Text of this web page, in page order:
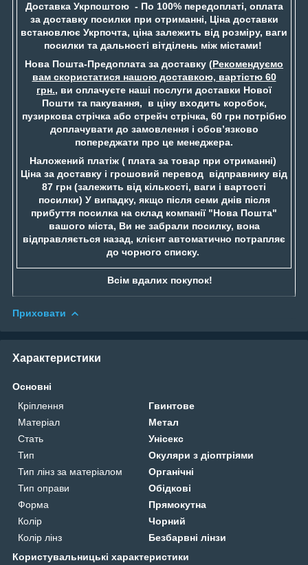
Доставка Укрпоштою - По 100% передоплаті, оплата
за доставку посилки при отриманні, Ціна доставки
встановлює Укрпочта, ціна залежить від розміру, ваги
посилки та дальності вітділень між містами!
Нова Пошта-Предоплата за доставку (Рекомендуємо
вам скористатися нашою доставкою, вартістю 60
грн., ви оплачуєте наші послуги доставки Нової
Пошти та пакування, в ціну входить коробок,
пузиркова стрічка або стрейч стрічка, 60 грн потрібно
доплачувати до замовлення і обов’язково
попереджати про це менеджера.
Наложений платіж ( плата за товар при отриманні)
Ціна за доставку і грошовий перевод відправнику від
87 грн (залежить від кількості, ваги і вартості
посилки) У випадку, якщо після семи днів після
прибуття посилка на склад компанії "Нова Пошта"
вашого міста, Ви не забрали посилку, вона
відправляється назад, клієнт автоматично потрапляє
до чорного списку.
Всім вдалих покупок!
Приховати
Характеристики
Основні
Кріплення
Гвинтове
Матеріал
Метал
Стать
Унісекс
Тип
Окуляри з діоптріями
Тип лінз за матеріалом
Органічні
Тип оправи
Обідкові
Форма
Прямокутна
Колір
Чорний
Колір лінз
Безбарвні лінзи
Користувальницькі характеристики